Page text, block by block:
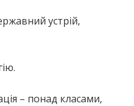
устрій,
– понад класами,